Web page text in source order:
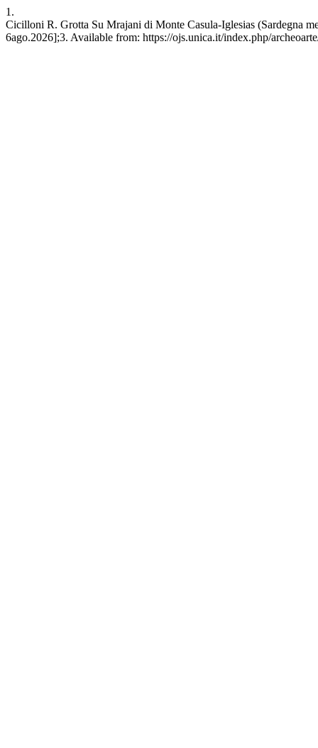
1.
Cicilloni R. Grotta Su Mrajani di Monte Casula-Iglesias (Sardegna
6ago.2026];3. Available from: https://ojs.unica.it/index.php/